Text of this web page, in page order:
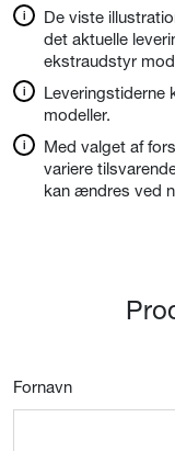
De viste
det aktuelle
ekstraudstyr
Leveringstiderne
modeller.
Med valget af
variere
kan ændres ved
Fornavn